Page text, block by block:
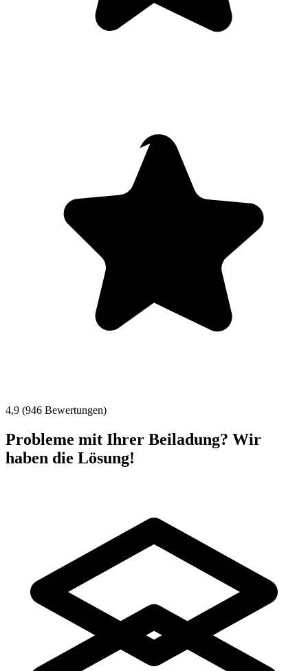
4,9 (946 Bewertungen)
Probleme mit Ihrer Beiladung? Wir
haben die Lösung!